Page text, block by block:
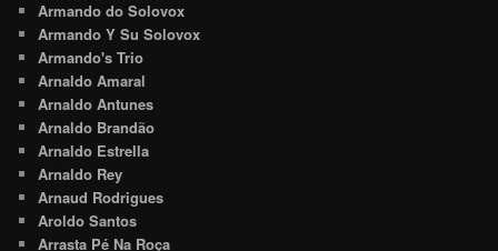
Armando do Solovox
Armando Y Su Solovox
Armando's Trio
Arnaldo Amaral
Arnaldo Antunes
Arnaldo Brandão
Arnaldo Estrella
Arnaldo Rey
Arnaud Rodrigues
Aroldo Santos
Arrasta Pé Na Roça